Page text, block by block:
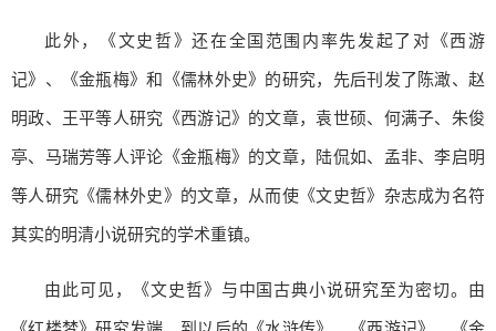
此外，《文史哲》还在全国范围内率先发起了对《西游
记》、《金瓶梅》和《儒林外史》的研究，先后刊发了陈澉、赵
明政、王平等人研究《西游记》的文章，袁世硕、何满子、朱俊
亭、马瑞芳等人评论《金瓶梅》的文章，陆侃如、孟非、李启明
等人研究《儒林外史》的文章，从而使《文史哲》杂志成为名符
其实的明清小说研究的学术重镇。
由此可见，《文史哲》与中国古典小说研究至为密切。由